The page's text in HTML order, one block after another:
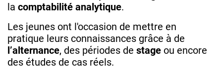
la comptabilité analytique.
Les jeunes ont l'occasion de mettre en
pratique leurs connaissances grâce à de
l’alternance, des périodes de stage ou encore
des études de cas réels.